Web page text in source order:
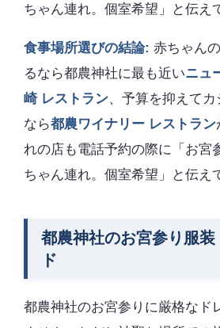
ちゃん連れ。個室希望」と伝え
食事場所選びの結論: 赤ちゃん
るなら都農神社に最も近いニュ
崎 レストラン、予算を抑えて
なら都農ワイナリー レストラン
れの店も電話予約の際に「お宮
ちゃん連れ。個室希望」と伝え
都農神社のお宮参り服装
ド
都農神社のお宮参りに厳格なド